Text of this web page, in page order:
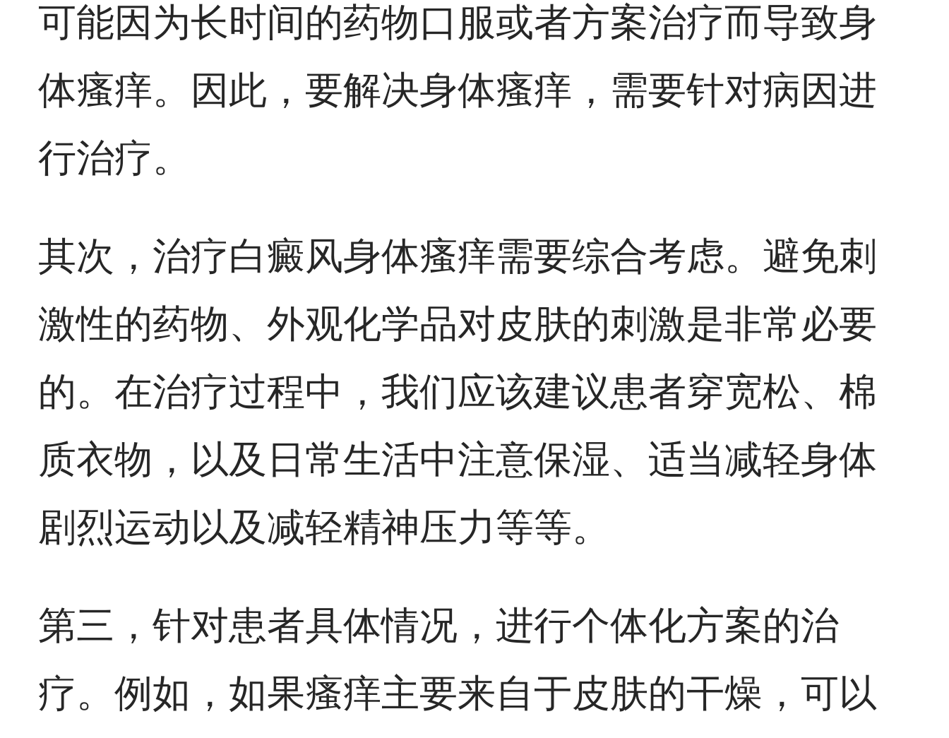
可能因为长时间的药物口服或者方案治疗而导致身
体瘙痒。因此，要解决身体瘙痒，需要针对病因进
行治疗。
其次，治疗白癜风身体瘙痒需要综合考虑。避免刺
激性的药物、外观化学品对皮肤的刺激是非常必要
的。在治疗过程中，我们应该建议患者穿宽松、棉
质衣物，以及日常生活中注意保湿、适当减轻身体
剧烈运动以及减轻精神压力等等。
第三，针对患者具体情况，进行个体化方案的治
疗。例如，如果瘙痒主要来自于皮肤的干燥，可以